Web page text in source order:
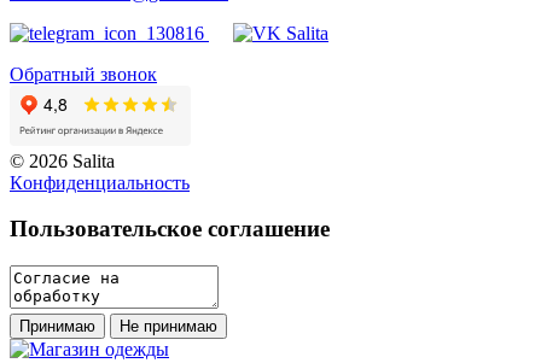
Обратный звонок
© 2026 Salita
Кoнфидeнциaльнoсть
Пользовательское соглашение
Принимаю Не принимаю